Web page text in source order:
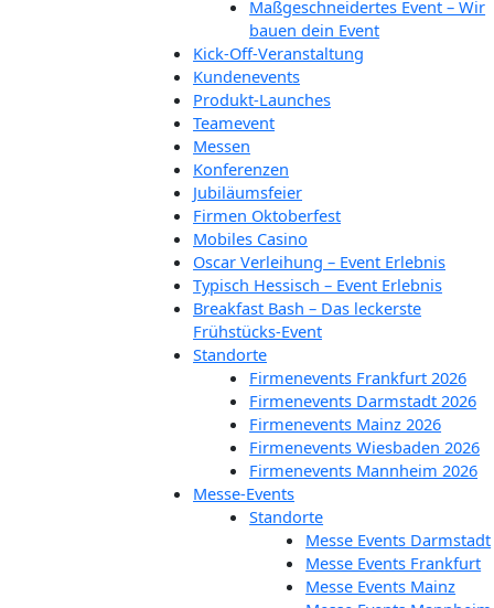
Maßgeschneidertes Event – Wir
bauen dein Event
Kick-Off-Veranstaltung
Kundenevents
Produkt-Launches
Teamevent
Messen
Konferenzen
Jubiläumsfeier
Firmen Oktoberfest
Mobiles Casino
Oscar Verleihung – Event Erlebnis
Typisch Hessisch – Event Erlebnis
Breakfast Bash – Das leckerste
Frühstücks-Event
Standorte
Firmenevents Frankfurt 2026
Firmenevents Darmstadt 2026
Firmenevents Mainz 2026
Firmenevents Wiesbaden 2026
Firmenevents Mannheim 2026
Messe-Events
Standorte
Messe Events Darmstadt
Messe Events Frankfurt
Messe Events Mainz